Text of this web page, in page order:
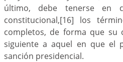
último, debe tenerse en
constitucional,[16] los
completos, de forma que su
siguiente a aquel en que el
sanción presidencial.